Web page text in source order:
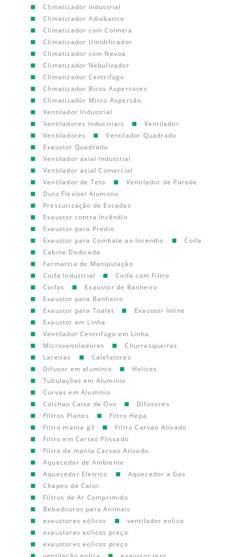
Climatizador Industrial
Climatizador Adiabatico
Climatizador com Colmeia
Climatizador Umidificador
Climatizador com Nevoa
Climatizador Nebulizador
Climatizador Centrifugo
Climatizador Bicos Aspersores
Climatizador Micro Aspersão
Ventilador Industrial
Ventiladores Industriais
Ventilador
Ventiladores
Ventilador Quadrado
Exaustor Quadrado
Ventilador axial Industrial
Ventilador axial Comercial
Ventilador de Teto
Ventilador de Parede
Duto Flexível Aluminio
Pressurização de Escadas
Exaustor contra Incêndio
Exaustor para Prédio
Exaustor para Combate ao Incendio
Coifa
Cabine Dedicada
Farmarcia de Manipulação
Coifa Industrial
Coifa com Filtro
Coifas
Exaustor de Banheiro
Exaustor para Banheiro
Exaustor para Toalet
Exaustor Inline
Exaustor em Linha
Ventilador Centrifugo em Linha
Microventiladores
Churrasqueiras
Lareiras
Calefatores
Difusor em aluminio
Helices
Tubulações em Aluminio
Curvas em Aluminio
Colchao Caixa de Ovo
Difusores
Filtros Planos
Filtro Hepa
Filtro manta g3
Filtro Carvao Ativado
Filtro em Cartao Plissado
Filtro de manta Carvao Ativado
Aquecedor de Ambiente
Aquecedor Eletrico
Aquecedor a Gas
Chapeu de Calor
Filtros de Ar Comprimido
Bebedouros para Animais
exaustores eólicos
ventilador eolico
exaustores eolicos preço
exaustores eolicos preço